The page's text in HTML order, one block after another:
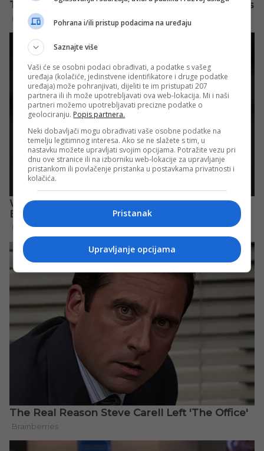
Pohrana i/ili pristup podacima na uređaju
Saznajte više
Vaši će se osobni podaci obrađivati, a podatke s vašeg
uređaja (kolačiće, jedinstvene identifikatore i druge podatke
uređaja) može pohranjivati, dijeliti te im pristupati 207
partnera ili ih može upotrebljavati ova web-lokacija. Mi i naši
partneri možemo upotrebljavati precizne podatke o
geolociranju. Popis partnera.
Neki dobavljači mogu obrađivati vaše osobne podatke na
temelju legitimnog interesa. Ako se ne slažete s tim, u
nastavku možete upravljati svojim opcijama. Potražite vezu pri
dnu ove stranice ili na izborniku web-lokacije za upravljanje
pristankom ili povlačenje pristanka u postavkama privatnosti i
kolačića.
Pristanak
Upravljanje opcijama